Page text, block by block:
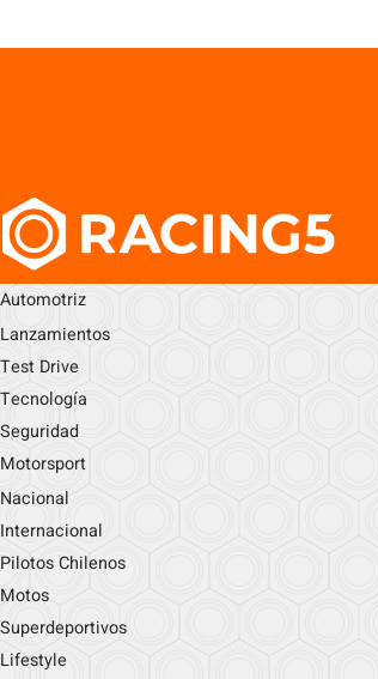
Automotriz
Lanzamientos
Test Drive
Tecnología
Seguridad
Motorsport
Nacional
Internacional
Pilotos Chilenos
Motos
Superdeportivos
Lifestyle